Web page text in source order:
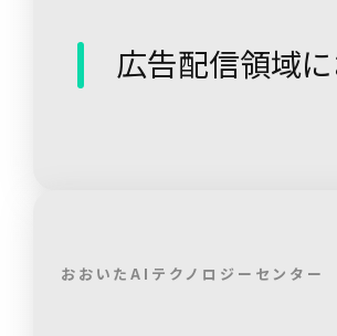
広告配信領域
おおいたAIテクノロジーセンター